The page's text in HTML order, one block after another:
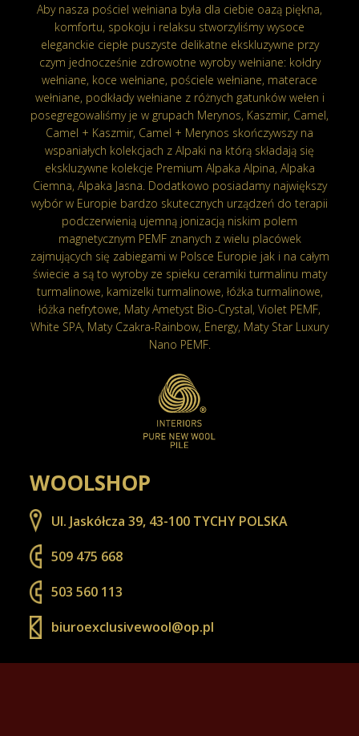
Aby nasza pościel wełniana była dla ciebie oazą piękna,
komfortu, spokoju i relaksu stworzyliśmy wysoce
eleganckie ciepłe puszyste delikatne ekskluzywne przy
czym jednocześnie zdrowotne wyroby wełniane: kołdry
wełniane, koce wełniane, pościele wełniane, materace
wełniane, podkłady wełniane z różnych gatunków wełen i
posegregowaliśmy je w grupach Merynos, Kaszmir, Camel,
Camel + Kaszmir, Camel + Merynos skończywszy na
wspaniałych kolekcjach z Alpaki na którą składają się
ekskluzywne kolekcje Premium Alpaka Alpina, Alpaka
Ciemna, Alpaka Jasna. Dodatkowo posiadamy największy
wybór w Europie bardzo skutecznych urządzeń do terapii
podczerwienią ujemną jonizacją niskim polem
magnetycznym PEMF znanych z wielu placówek
zajmujących się zabiegami w Polsce Europie jak i na całym
świecie a są to wyroby ze spieku ceramiki turmalinu maty
turmalinowe, kamizelki turmalinowe, łóżka turmalinowe,
łóżka nefrytowe, Maty Ametyst Bio-Crystal, Violet PEMF,
White SPA, Maty Czakra-Rainbow, Energy, Maty Star Luxury
Nano PEMF.
WOOLSHOP
Ul. Jaskółcza 39, 43-100 TYCHY POLSKA
509 475 668
503 560 113
biuroexclusivewool@op.pl